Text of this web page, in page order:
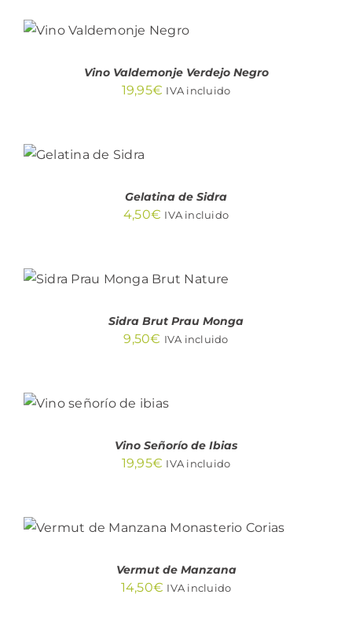
CARRITO
/
Vino Valdemonje Verdejo Negro
19,95€ IVA incluido
CARRITO
Gelatina de Sidra
4,50€ IVA incluido
AÑADIR AL CARRITO
/
Sidra Brut Prau Monga
9,50€ IVA incluido
CARRITO
/
Vino Señorío de Ibias
19,95€ IVA incluido
AÑADIR AL CARRITO
/
Vermut de Manzana
14,50€ IVA incluido